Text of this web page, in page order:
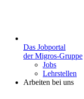
Das Jobportal
der Migros-Gruppe
Jobs
Lehrstellen
Arbeiten bei uns